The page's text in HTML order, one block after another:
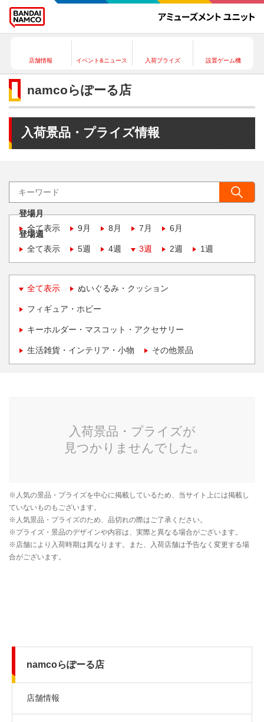
店舗情報 イベント&ニュース 入荷プライズ 設置ゲーム機
namcoらぽーる店
入荷景品・プライズ情報
登場月
全て表示
9月 8月 7月 6月
登場週
全て表示
5週 4週 3週 2週 1週
全て表示 ぬいぐるみ・クッション
フィギュア・ホビー
キーホルダー・マスコット・アクセサリー
生活雑貨・インテリア・小物 その他景品
namcoらぽーる店
店舗情報